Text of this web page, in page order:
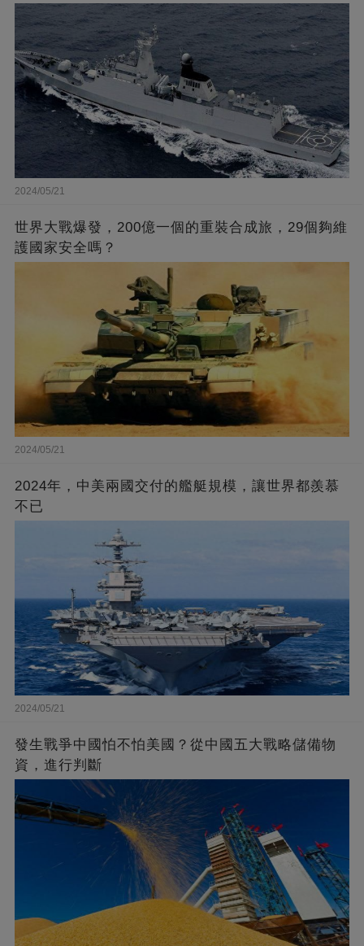
2024/05/21
世界大戰爆發，200億一個的重裝合成旅，29個夠維
護國家安全嗎？
2024/05/21
2024年，中美兩國交付的艦艇規模，讓世界都羨慕
不已
2024/05/21
發生戰爭中國怕不怕美國？從中國五大戰略儲備物
資，進行判斷